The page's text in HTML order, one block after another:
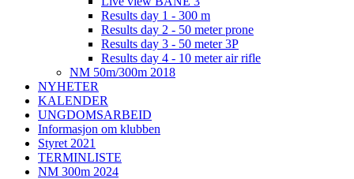
Results day 1 - 300 m
Results day 2 - 50 meter prone
Results day 3 - 50 meter 3P
Results day 4 - 10 meter air rifle
NM 50m/300m 2018
NYHETER
KALENDER
UNGDOMSARBEID
Informasjon om klubben
Styret 2021
TERMINLISTE
NM 300m 2024